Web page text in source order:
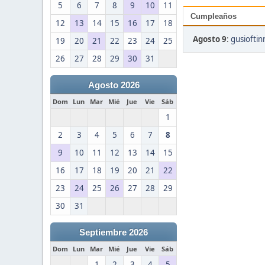
5
6 7 8 9 10
11
12
13 14 15 16 17
18
19
20 21 22 23 24
25
26
27 28 29 30 31
Agosto 2026
Dom Lun Mar Mié Jue Vie Sáb
1
2
3 4 5 6 7
8
9
10 11 12 13 14
15
16
17 18 19 20 21
22
23
24 25 26 27 28
29
30
31
Septiembre 2026
Dom Lun Mar Mié Jue Vie Sáb
Cumpleaños
Agosto 9: